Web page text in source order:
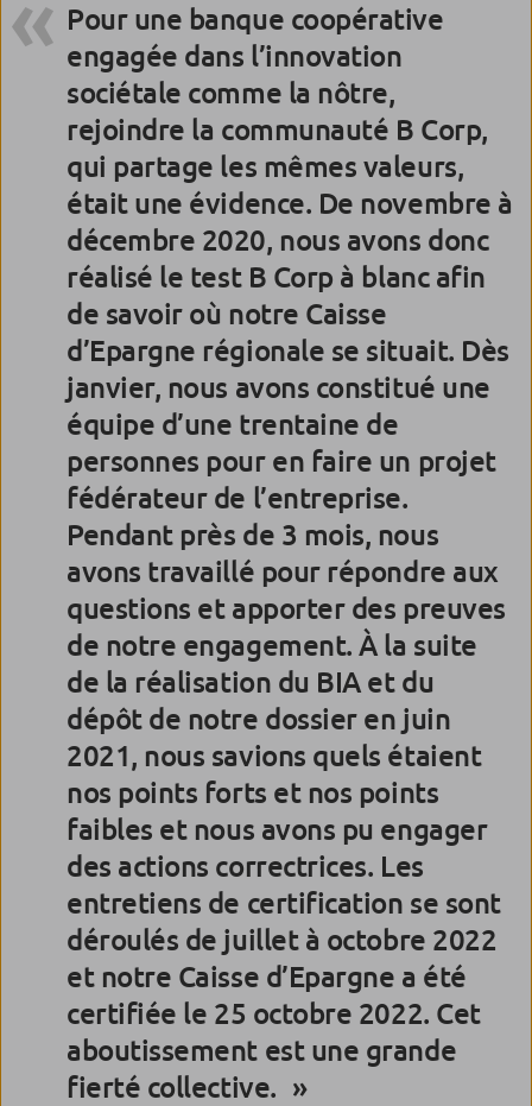
Pour une banque coopérative
engagée dans l’innovation
sociétale comme la nôtre,
rejoindre la communauté B Corp,
qui partage les mêmes valeurs,
était une évidence. De novembre à
décembre 2020, nous avons donc
réalisé le test B Corp à blanc afin
de savoir où notre Caisse
d’Epargne régionale se situait. Dès
janvier, nous avons constitué une
équipe d’une trentaine de
personnes pour en faire un projet
fédérateur de l’entreprise.
Pendant près de 3 mois, nous
avons travaillé pour répondre aux
questions et apporter des preuves
de notre engagement. À la suite
de la réalisation du BIA et du
dépôt de notre dossier en juin
2021, nous savions quels étaient
nos points forts et nos points
faibles et nous avons pu engager
des actions correctrices. Les
entretiens de certification se sont
déroulés de juillet à octobre 2022
et notre Caisse d’Epargne a été
certifiée le 25 octobre 2022. Cet
aboutissement est une grande
fierté collective.